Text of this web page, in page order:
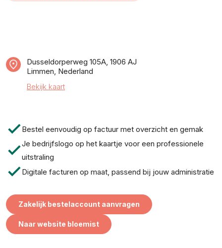
Dusseldorperweg 105A, 1906 AJ
Limmen, Nederland
Bekijk kaart
checkBestel eenvoudig op factuur met overzicht en gemak
checkJe bedrijfslogo op het kaartje voor een professionele
uitstraling
checkDigitale facturen op maat, passend bij jouw administratie
Zakelijk bestelaccount aanvragen
Naar website bloemist